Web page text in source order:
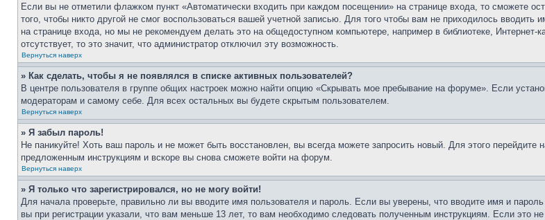
Если вы не отметили флажком пункт «Автоматически входить при каждом посещении» на странице входа, то сможете
того, чтобы никто другой не смог воспользоваться вашей учетной записью. Для того чтобы вам не приходилось
на странице входа, но мы не рекомендуем делать это на общедоступном компьютере, например в библиотеке,
отсутствует, то это значит, что администратор отключил эту возможность.
Вернуться наверх
» Как сделать, чтобы я не появлялся в списке активных пользователей?
В центре пользователя в группе общих настроек можно найти опцию «Скрывать мое пребывание на форуме». Если
модераторам и самому себе. Для всех остальных вы будете скрытым пользователем.
Вернуться наверх
» Я забыл пароль!
Не паникуйте! Хоть ваш пароль и не может быть восстановлен, вы всегда можете запросить новый. Для этого
предложенным инструкциям и вскоре вы снова сможете войти на форум.
Вернуться наверх
» Я только что зарегистрировался, но не могу войти!
Для начала проверьте, правильно ли вы вводите имя пользователя и пароль. Если вы уверены, что вводите имя и
вы при регистрации указали, что вам меньше 13 лет, то вам необходимо следовать полученным инструкциям. Если это